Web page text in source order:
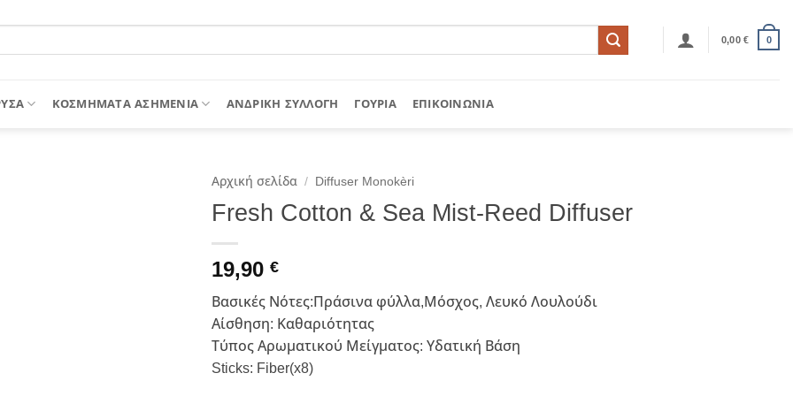
0,00€ 0
ΚΟΣΜΗΜΑΤΑ ΑΣΗΜΕΝΙΑ ΑΝΔΡΙΚΉ ΣΥΛΛΟΓΉ ΓΟΎΡΙΑ ΕΠΙΚΟΙΝΩΝΊΑ
Αρχική σελίδα / Diffuser Monokèri
Fresh Cotton & Sea Mist-Reed Diffuser
19,90 €
Βασικές Νότες:Πράσινα φύλλα,Μόσχος, Λευκό Λουλούδι
Αίσθηση: Καθαριότητας
Τύπος Αρωματικού Μείγματος: Υδατική Βάση
Sticks: Fiber(x8)